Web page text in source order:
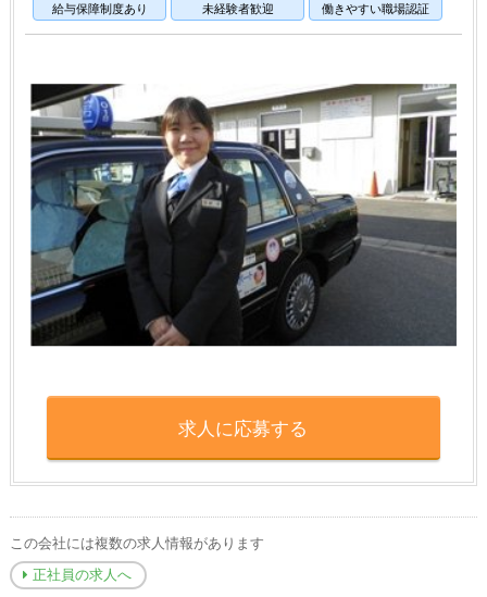
給与保障制度あり 未経験者歓迎 働きやすい職場認証
求人に応募する
この会社には複数の求人情報があります
正社員の求人へ